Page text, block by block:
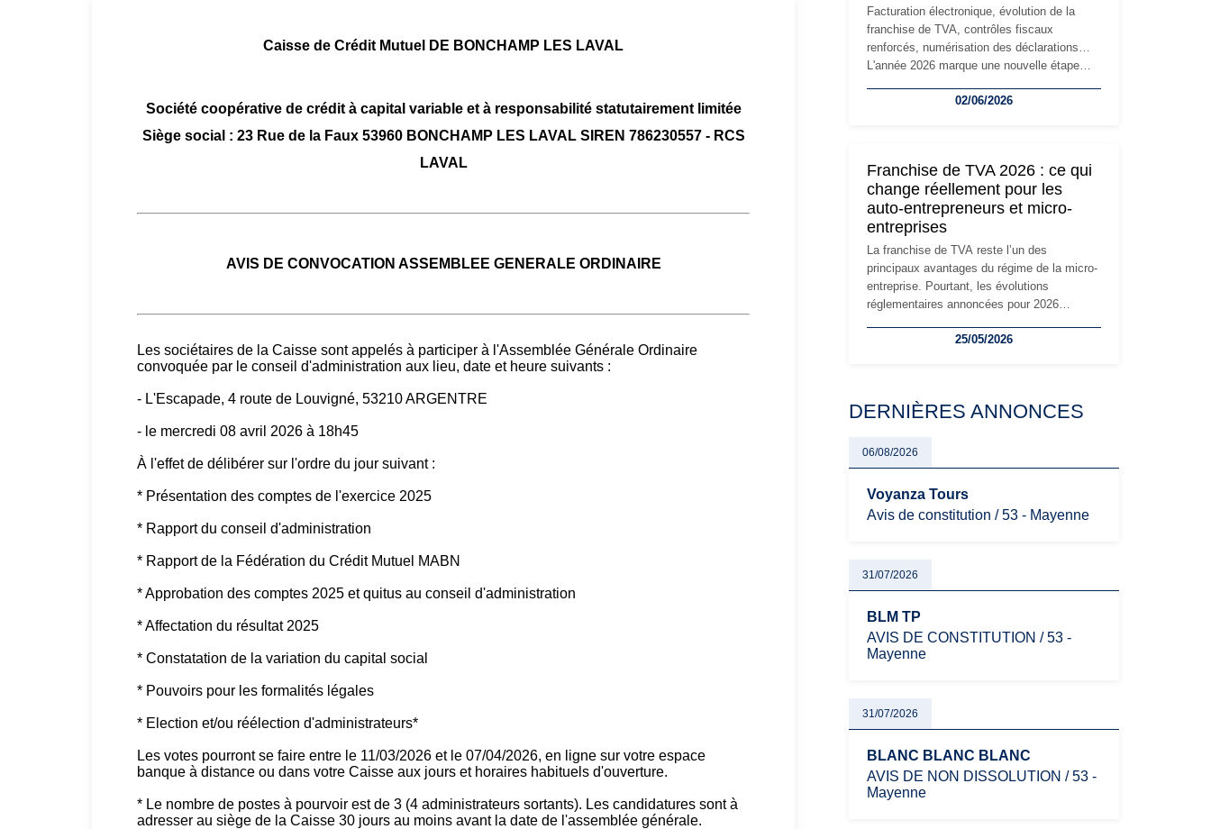
Caisse de Crédit Mutuel DE BONCHAMP LES LAVAL
Société coopérative de crédit à capital variable et à responsabilité statutairement limitée
Siège social : 23 Rue de la Faux 53960 BONCHAMP LES LAVAL SIREN 786230557 - RCS
LAVAL
AVIS DE CONVOCATION ASSEMBLEE GENERALE ORDINAIRE
Les sociétaires de la Caisse sont appelés à participer à l'Assemblée Générale Ordinaire
convoquée par le conseil d'administration aux lieu, date et heure suivants :
- L'Escapade, 4 route de Louvigné, 53210 ARGENTRE
- le mercredi 08 avril 2026 à 18h45
À l'effet de délibérer sur l'ordre du jour suivant :
* Présentation des comptes de l'exercice 2025
* Rapport du conseil d'administration
* Rapport de la Fédération du Crédit Mutuel MABN
* Approbation des comptes 2025 et quitus au conseil d'administration
* Affectation du résultat 2025
* Constatation de la variation du capital social
* Pouvoirs pour les formalités légales
* Election et/ou réélection d'administrateurs*
Les votes pourront se faire entre le 11/03/2026 et le 07/04/2026, en ligne sur votre espace
banque à distance ou dans votre Caisse aux jours et horaires habituels d'ouverture.
* Le nombre de postes à pourvoir est de 3 (4 administrateurs sortants). Les candidatures sont à
adresser au siège de la Caisse 30 jours au moins avant la date de l'assemblée générale.
Facturation électronique, évolution de la
franchise de TVA, contrôles fiscaux
renforcés, numérisation des déclarations…
L'année 2026 marque une nouvelle étape
travailleurs indépendants. Si le régime de la
réglementaire plus exigeant. Décryptage des
principaux changements et des précautions
à prendre pour éviter les mauvaises
surprises.
02/06/2026
Franchise de TVA 2026 : ce qui
change réellement pour les
auto-entrepreneurs et micro-
entreprises
La franchise de TVA reste l’un des
principaux avantages du régime de la micro-
entreprise. Pourtant, les évolutions
réglementaires annoncées pour 2026
les auto-entrepreneurs, artisans et
évoluent dans un contexte de contrôle
oblige les indépendants à rester
particulièrement vigilants.
25/05/2026
DERNIÈRES ANNONCES
06/08/2026
Voyanza Tours
Avis de constitution / 53 - Mayenne
31/07/2026
BLM TP
AVIS DE CONSTITUTION / 53 -
Mayenne
31/07/2026
BLANC BLANC BLANC
AVIS DE NON DISSOLUTION / 53 -
Mayenne